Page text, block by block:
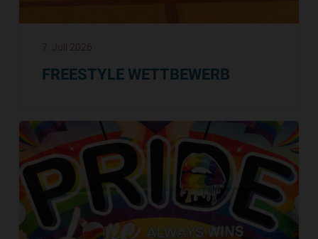
7. Juli 2026
FREESTYLE WETTBEWERB